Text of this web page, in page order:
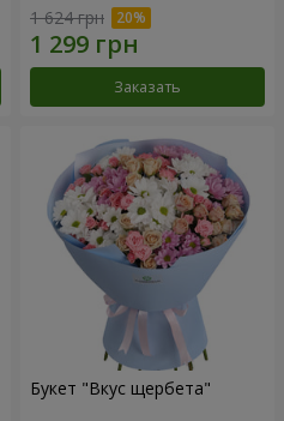
1 624 грн
Заказать
Букет "Вкус щербета"